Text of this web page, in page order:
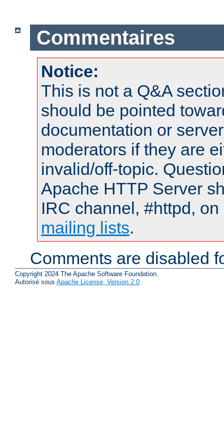
Commentaires
Notice:
This is not a Q&A
should be pointed
documentation or
moderators if they are
invalid/off-topic.
Apache HTTP Server
IRC channel, #httpd,
mailing lists.
Comments are disabled
Copyright 2024 The Apache Software Foundation.
Autorisé sous Apache License, Version 2.0.